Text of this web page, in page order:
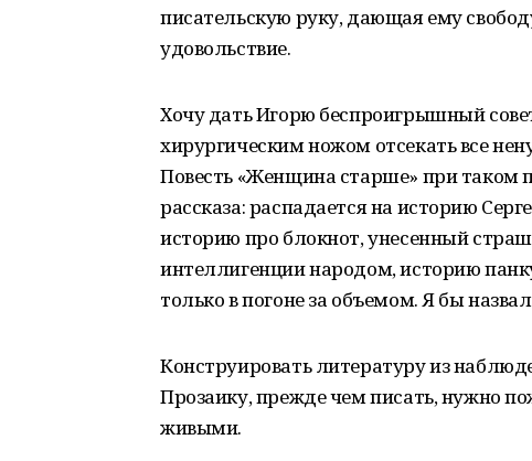
писательскую руку, дающая ему
удовольствие.
Хочу дать Игорю беспроигрышный
хирургическим ножом отсекать все
Повесть «Женщина старше» при таком
рассказа: распадается на историю
историю про блокнот, унесенный
интеллигенции народом, историю
только в погоне за объемом. Я бы
Конструировать литературу из
Прозаику, прежде чем писать, нужно
живыми.